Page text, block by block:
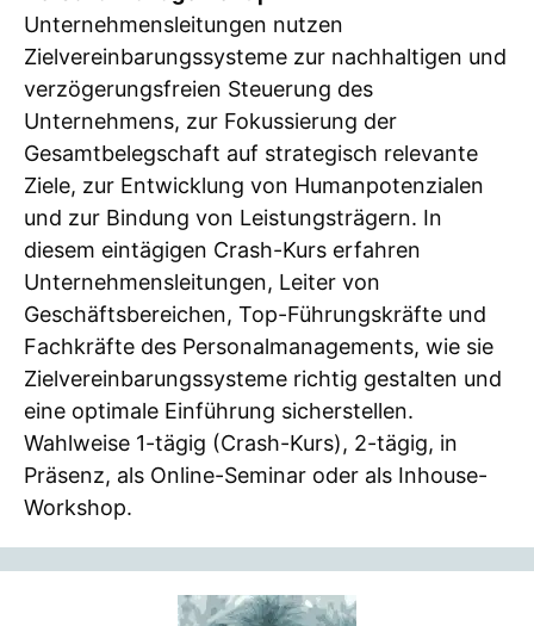
Unternehmensleitungen nutzen
Zielvereinbarungssysteme zur nachhaltigen und
verzögerungsfreien Steuerung des
Unternehmens, zur Fokussierung der
Gesamtbelegschaft auf strategisch relevante
Ziele, zur Entwicklung von Humanpotenzialen
und zur Bindung von Leistungsträgern. In
diesem eintägigen Crash-Kurs erfahren
Unternehmensleitungen, Leiter von
Geschäftsbereichen, Top-Führungskräfte und
Fachkräfte des Personalmanagements, wie sie
Zielvereinbarungssysteme richtig gestalten und
eine optimale Einführung sicherstellen.
Wahlweise 1-tägig (Crash-Kurs), 2-tägig, in
Präsenz, als Online-Seminar oder als Inhouse-
Workshop.